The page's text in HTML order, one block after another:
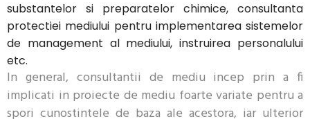
substantelor si preparatelor chimice, consultanta
protectiei mediului pentru implementarea sistemelor
de management al mediului, instruirea personalului
etc.
In general, consultantii de mediu incep prin a fi
implicati in proiecte de mediu foarte variate pentru a
spori cunostintele de baza ale acestora, iar ulterior